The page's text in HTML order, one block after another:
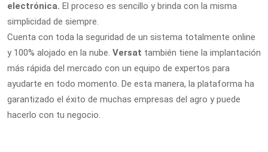
electrónica. El proceso es sencillo y brinda con la misma
simplicidad de siempre.
Cuenta con toda la seguridad de un sistema totalmente online
y 100% alojado en la nube. Versat también tiene la implantación
más rápida del mercado con un equipo de expertos para
ayudarte en todo momento. De esta manera, la plataforma ha
garantizado el éxito de muchas empresas del agro y puede
hacerlo con tu negocio.